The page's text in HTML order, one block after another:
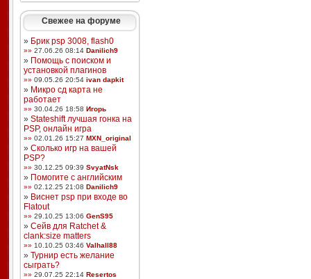
Свежее на форуме
» Брик psp 3008, flash0
»» 27.06.26 08:14 Danilich9
» Помощь с поиском и
установкой плагинов
»» 09.05.26 20:54 ivan dapkit
» Микро сд карта не
работает
»» 30.04.26 18:58 Игорь
» Stateshift лучшая гонка на
PSP, онлайн игра
»» 02.01.26 15:27 MXN_original
» Сколько игр на вашей
PSP?
»» 30.12.25 09:39 SvyatNsk
» Помогите с английским
»» 02.12.25 21:08 Danilich9
» Виснет psp при входе во
Flatout
»» 29.10.25 13:06 GenS95
» Сейв для Ratchet &
clank:size matters
»» 10.10.25 03:46 Valhall88
» Турнир есть желание
сыграть?
»» 29.07.25 22:14 Resertos